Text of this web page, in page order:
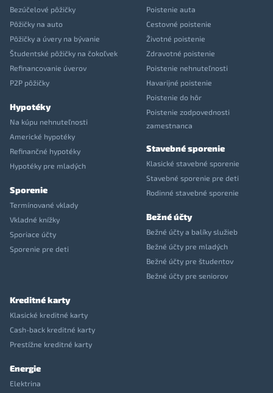
Bezúčelové pôžičky
Pôžičky na auto
Pôžičky a úvery na bývanie
Študentské pôžičky na čokoľvek
Refinancovanie úverov
P2P pôžičky
Hypotéky
Na kúpu nehnuteľnosti
Americké hypotéky
Refinančné hypotéky
Hypotéky pre mladých
Sporenie
Termínované vklady
Vkladné knížky
Sporiace účty
Sporenie pre deti
Poistenie auta
Cestovné poistenie
Životné poistenie
Zdravotné poistenie
Poistenie nehnuteľnosti
Havarijné poistenie
Poistenie do hôr
Poistenie zodpovednosti
zamestnanca
Stavebné sporenie
Klasické stavebné sporenie
Stavebné sporenie pre deti
Rodinné stavebné sporenie
Bežné účty
Bežné účty a balíky služieb
Bežné účty pre mladých
Bežné účty pre študentov
Bežné účty pre seniorov
Kreditné karty
Klasické kreditné karty
Cash-back kreditné karty
Prestížne kreditné karty
Energie
Elektrina